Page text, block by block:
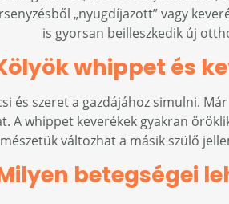
„nyugdíjazott” vagy
is gyorsan beilleszkedik új
whippet és
és szeret a gazdájához simulni.
A whippet keverékek gyakran
változhat a másik szülő
betegségei